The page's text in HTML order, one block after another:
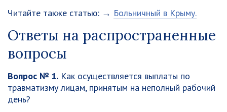
Читайте также статью: → Больничный в Крыму.
Ответы на распространенные
вопросы
Вопрос № 1. Как осуществляется выплаты по
травматизму лицам, принятым на неполный рабочий
день?